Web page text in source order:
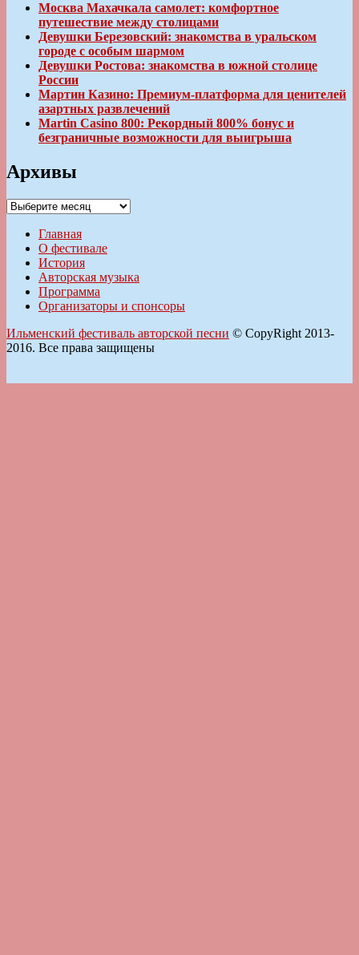
Москва Махачкала самолет: комфортное
путешествие между столицами
Девушки Березовский: знакомства в уральском
городе с особым шармом
Девушки Ростова: знакомства в южной столице
России
Мартин Казино: Премиум-платформа для ценителей
азартных развлечений
Martin Casino 800: Рекордный 800% бонус и
безграничные возможности для выигрыша
Архивы
Архивы
Главная
О фестивале
История
Авторская музыка
Программа
Организаторы и спонсоры
Ильменский фестиваль авторской песни © CopyRight 2013-
2016. Все права защищены